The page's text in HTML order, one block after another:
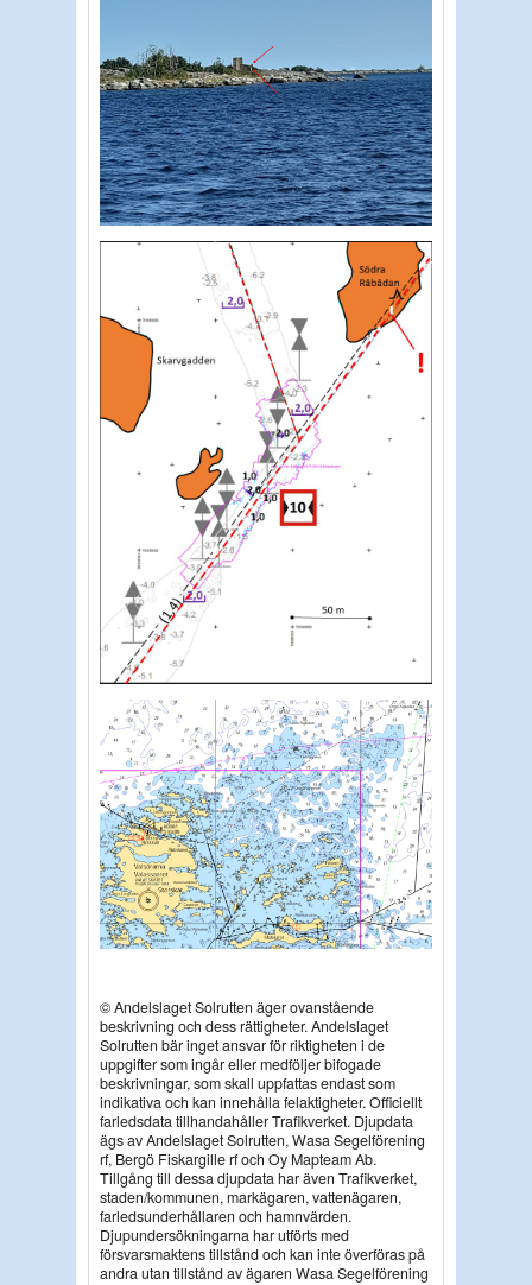
© Andelslaget Solrutten äger ovanstående
beskrivning och dess rättigheter. Andelslaget
Solrutten bär inget ansvar för riktigheten i de
uppgifter som ingår eller medföljer bifogade
beskrivningar, som skall uppfattas endast som
indikativa och kan innehålla felaktigheter. Officiellt
farledsdata tillhandahåller Trafikverket. Djupdata
ägs av Andelslaget Solrutten, Wasa Segelförening
rf, Bergö Fiskargille rf och Oy Mapteam Ab.
Tillgång till dessa djupdata har även Trafikverket,
staden/kommunen, markägaren, vattenägaren,
farledsunderhållaren och hamnvärden.
Djupundersökningarna har utförts med
försvarsmaktens tillstånd och kan inte överföras på
andra utan tillstånd av ägaren Wasa Segelförening